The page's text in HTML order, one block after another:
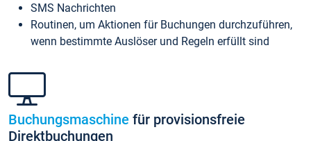
SMS Nachrichten
Routinen, um Aktionen für Buchungen durchzuführen,
wenn bestimmte Auslöser und Regeln erfüllt sind
Buchungsmaschine für provisionsfreie
Direktbuchungen